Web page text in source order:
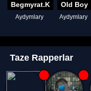
Begmyrat.K
Aydymlary
Old Boy
Aydymlary
Taze Rapperlar